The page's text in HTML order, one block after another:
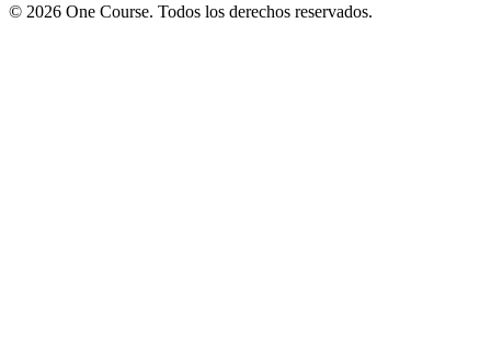
© 2026 One Course. Todos los derechos reservados.